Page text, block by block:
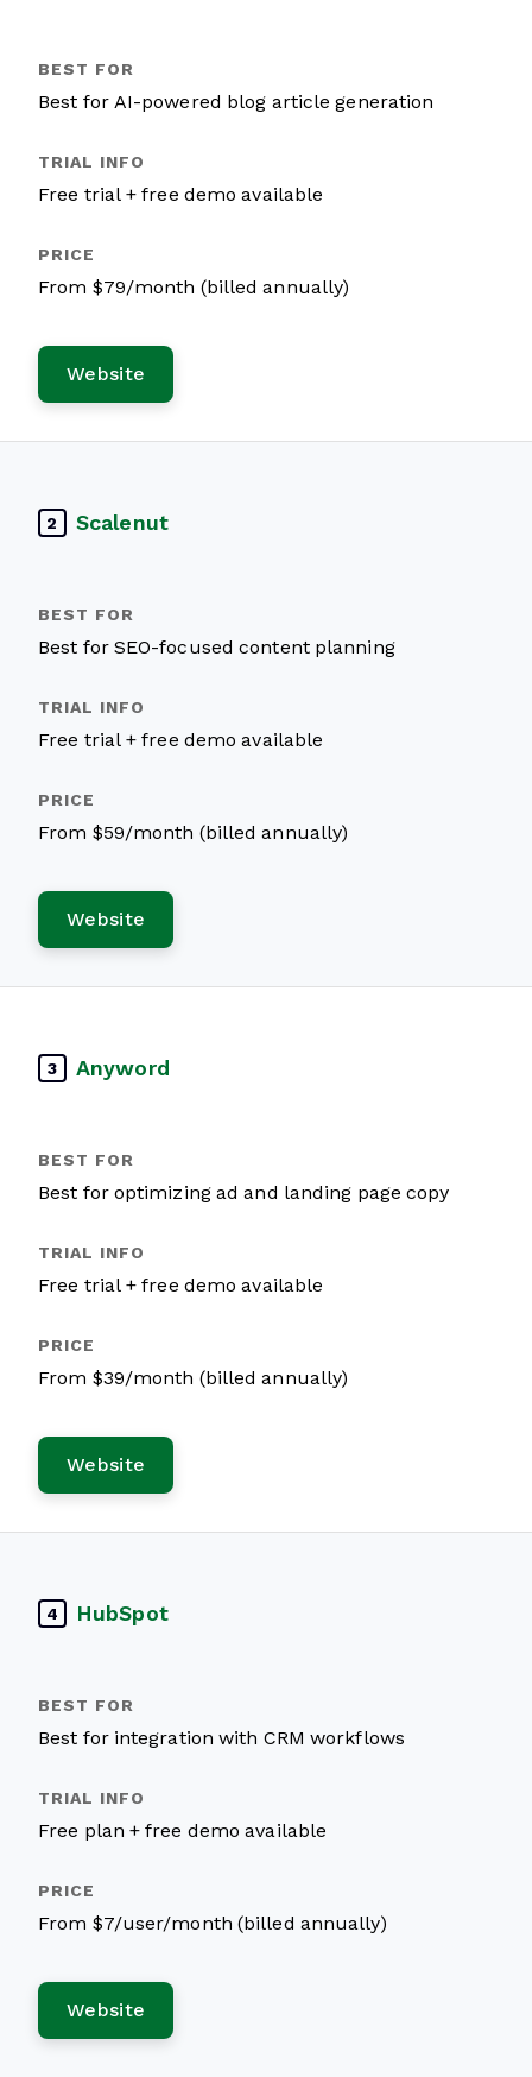
Best for AI-powered blog article generation
Free trial + free demo available
From $79/month (billed annually)
Website
2 Scalenut
Best for SEO-focused content planning
Free trial + free demo available
From $59/month (billed annually)
Website
3 Anyword
Best for optimizing ad and landing page copy
Free trial + free demo available
From $39/month (billed annually)
Website
4 HubSpot
Best for integration with CRM workflows
Free plan + free demo available
From $7/user/month (billed annually)
Website